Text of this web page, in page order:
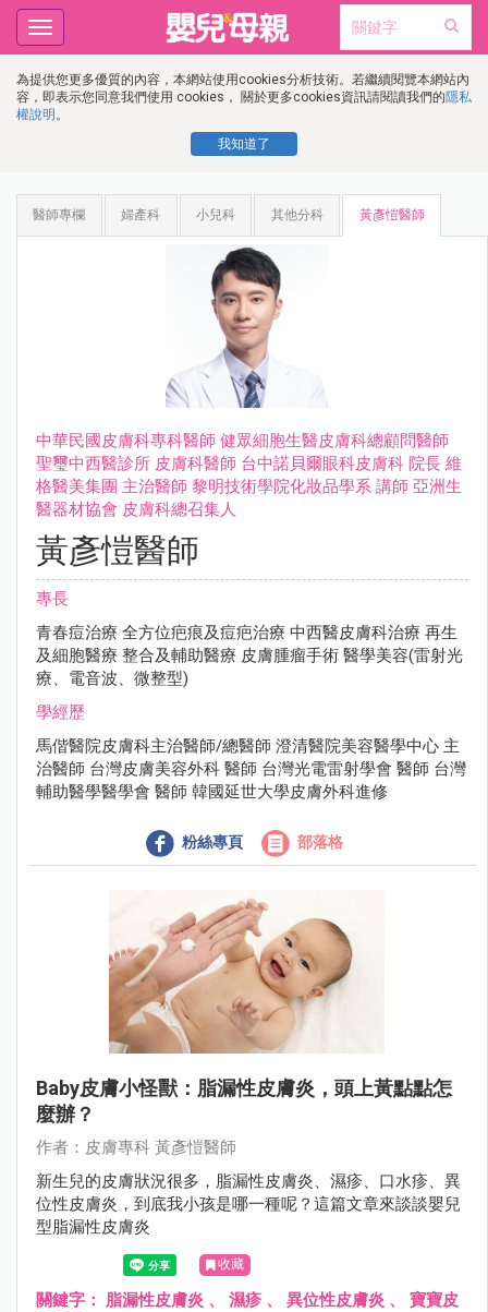
為提供您更多優質的內容，本網站使用cookies分析技術。若繼續閱覽本網站內
容，即表示您同意我們使用 cookies， 關於更多cookies資訊請閱讀我們的隱私
權說明 。
我知道了
Toggle
navigation
醫師專欄 婦產科 小兒科 其他分科 黃彥愷醫師
中華⺠國⽪膚科專科醫師 健眾細胞⽣醫⽪膚科總顧問醫師
聖璽中⻄醫診所 ⽪膚科醫師 台中諾⾙爾眼科⽪膚科 院長 維
格醫美集團 主治醫師 黎明技術學院化妝品學系 講師 亞洲⽣
醫器材協會 ⽪膚科總召集⼈
黃彥愷醫師
專長
青春痘治療 全⽅位疤痕及痘疤治療 中⻄醫⽪膚科治療 再⽣
及細胞醫療 整合及輔助醫療 ⽪膚腫瘤⼿術 醫學美容(雷射光
療、電⾳波、微整型)
學經歷
⾺偕醫院⽪膚科主治醫師/總醫師 澄清醫院美容醫學中⼼ 主
治醫師 台灣⽪膚美容外科 醫師 台灣光電雷射學會 醫師 台灣
輔助醫學醫學會 醫師 韓國延世⼤學⽪膚外科進修
粉絲專頁 部落格
Baby皮膚小怪獸：脂漏性皮膚炎，頭上黃點點怎
麼辦？
作者：⽪膚專科 黃彥愷醫師
新生兒的皮膚狀況很多，脂漏性皮膚炎、濕疹、口水疹、異
位性皮膚炎，到底我小孩是哪一種呢？這篇文章來談談嬰兒
型脂漏性皮膚炎
收藏
關鍵字： 脂漏性皮膚炎 、 濕疹 、 異位性皮膚炎 、 寶寶皮